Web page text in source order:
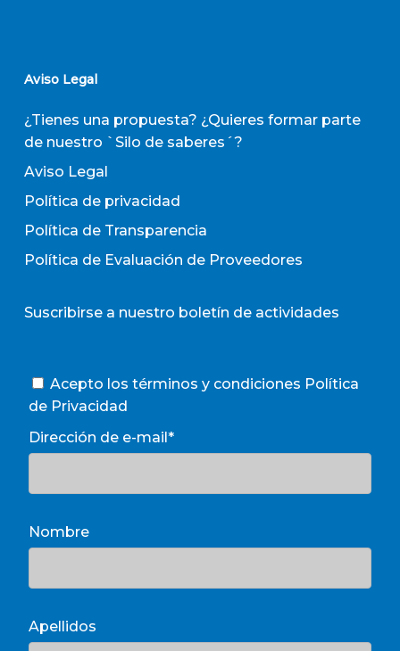
Aviso Legal
¿Tienes una propuesta? ¿Quieres formar parte
de nuestro `Silo de saberes´?
Aviso Legal
Política de privacidad
Política de Transparencia
Política de Evaluación de Proveedores
Suscribirse a nuestro boletín de actividades
Acepto los términos y condiciones Política
de Privacidad
Dirección de e-mail*
Nombre
Apellidos